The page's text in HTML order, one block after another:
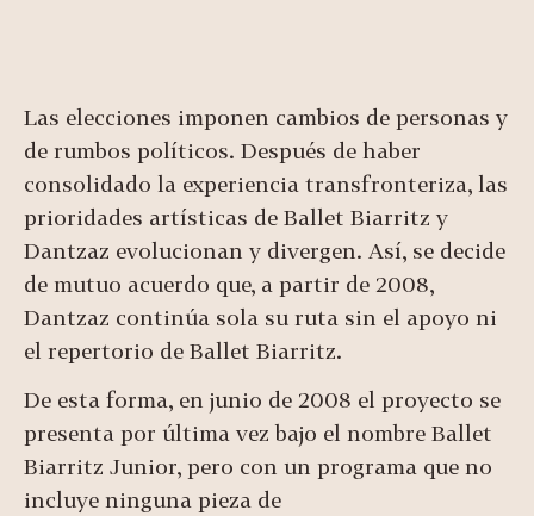
Las elecciones imponen cambios de personas y
de rumbos políticos. Después de haber
consolidado la experiencia transfronteriza, las
prioridades artísticas de Ballet Biarritz y
Dantzaz evolucionan y divergen. Así, se decide
de mutuo acuerdo que, a partir de 2008,
Dantzaz continúa sola su ruta sin el apoyo ni
el repertorio de Ballet Biarritz.
De esta forma, en junio de 2008 el proyecto se
presenta por última vez bajo el nombre Ballet
Biarritz Junior, pero con un programa que no
incluye ninguna pieza de